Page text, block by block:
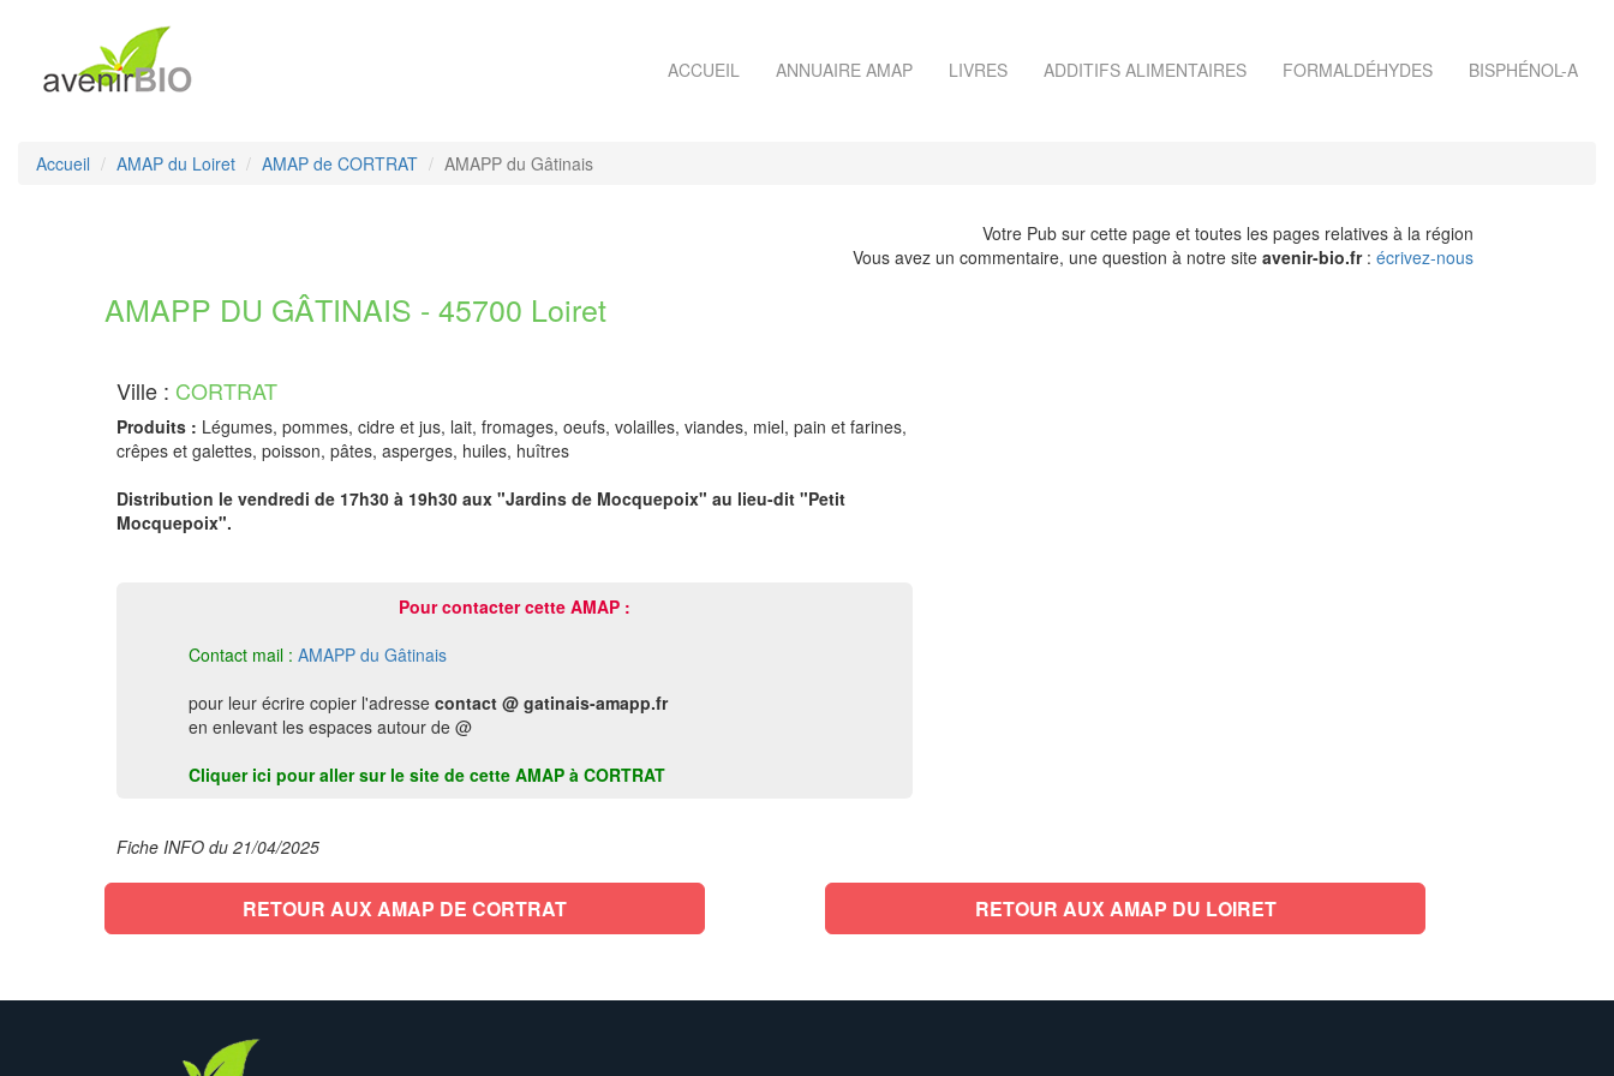
ACCUEIL ANNUAIRE AMAP LIVRES ADDITIFS ALIMENTAIRES FORMALDÉHYDES BISPHÉNOL-A
Accueil AMAP du Loiret AMAP de CORTRAT AMAPP du Gâtinais
Votre Pub sur cette page et toutes les pages relatives à la région
Vous avez un commentaire, une question à notre site avenir-bio.fr: écrivez-nous
AMAPP DU GÂTINAIS - 45700 Loiret
Ville : CORTRAT
Produits : Légumes, pommes, cidre et jus, lait, fromages, oeufs, volailles, viandes, miel, pain et farines,
crêpes et galettes, poisson, pâtes, asperges, huiles, huîtres
Distribution le vendredi de 17h30 à 19h30 aux "Jardins de Mocquepoix" au lieu-dit "Petit
Mocquepoix".
Pour contacter cette AMAP :
Contact mail : AMAPP du Gâtinais
pour leur écrire copier l'adresse contact @ gatinais-amapp.fr
en enlevant les espaces autour de @
Cliquer ici pour aller sur le site de cette AMAP à CORTRAT
Fiche INFO du 21/04/2025
RETOUR AUX AMAP DE CORTRAT RETOUR AUX AMAP DU LOIRET